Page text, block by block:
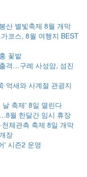
산 별빛축제 8월 개막
코스, 8월 여행지 BEST
꽃밭
격…구례 사성암, 섬진
억새와 사계절 관광지
축제' 8일 열린다
월 한달간 임시 휴장
체관측 축제 8일 개막
장
' 시즌2 운영